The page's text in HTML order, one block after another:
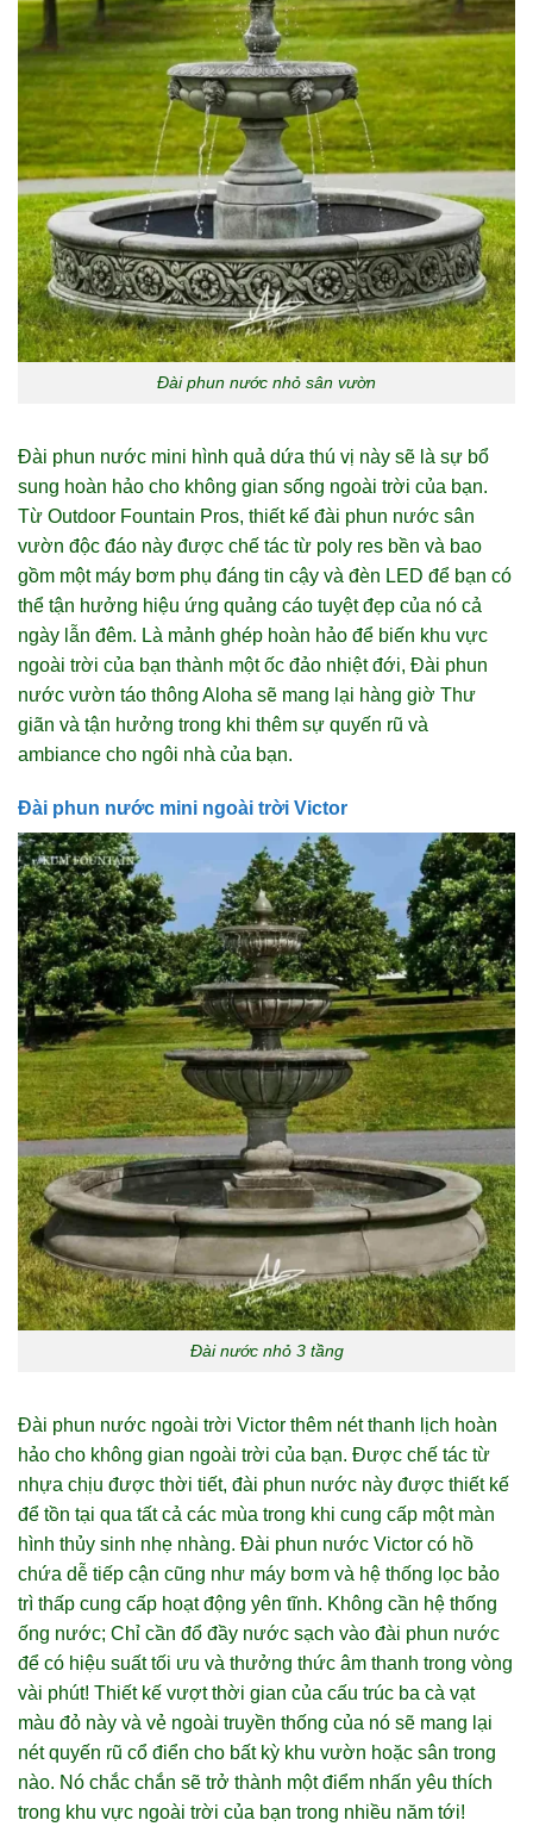
Đài phun nước nhỏ sân vườn
Đài phun nước mini hình quả dứa thú vị này sẽ là sự bổ
sung hoàn hảo cho không gian sống ngoài trời của bạn.
Từ Outdoor Fountain Pros, thiết kế đài phun nước sân
vườn độc đáo này được chế tác từ poly res bền và bao
gồm một máy bơm phụ đáng tin cậy và đèn LED để bạn có
thể tận hưởng hiệu ứng quảng cáo tuyệt đẹp của nó cả
ngày lẫn đêm. Là mảnh ghép hoàn hảo để biến khu vực
ngoài trời của bạn thành một ốc đảo nhiệt đới, Đài phun
nước vườn táo thông Aloha sẽ mang lại hàng giờ Thư
giãn và tận hưởng trong khi thêm sự quyến rũ và
ambiance cho ngôi nhà của bạn.
Đài phun nước mini ngoài trời Victor
Đài nước nhỏ 3 tầng
Đài phun nước ngoài trời Victor thêm nét thanh lịch hoàn
hảo cho không gian ngoài trời của bạn. Được chế tác từ
nhựa chịu được thời tiết, đài phun nước này được thiết kế
để tồn tại qua tất cả các mùa trong khi cung cấp một màn
hình thủy sinh nhẹ nhàng. Đài phun nước Victor có hồ
chứa dễ tiếp cận cũng như máy bơm và hệ thống lọc bảo
trì thấp cung cấp hoạt động yên tĩnh. Không cần hệ thống
ống nước; Chỉ cần đổ đầy nước sạch vào đài phun nước
để có hiệu suất tối ưu và thưởng thức âm thanh trong vòng
vài phút! Thiết kế vượt thời gian của cấu trúc ba cà vạt
màu đỏ này và vẻ ngoài truyền thống của nó sẽ mang lại
nét quyến rũ cổ điển cho bất kỳ khu vườn hoặc sân trong
nào. Nó chắc chắn sẽ trở thành một điểm nhấn yêu thích
trong khu vực ngoài trời của bạn trong nhiều năm tới!